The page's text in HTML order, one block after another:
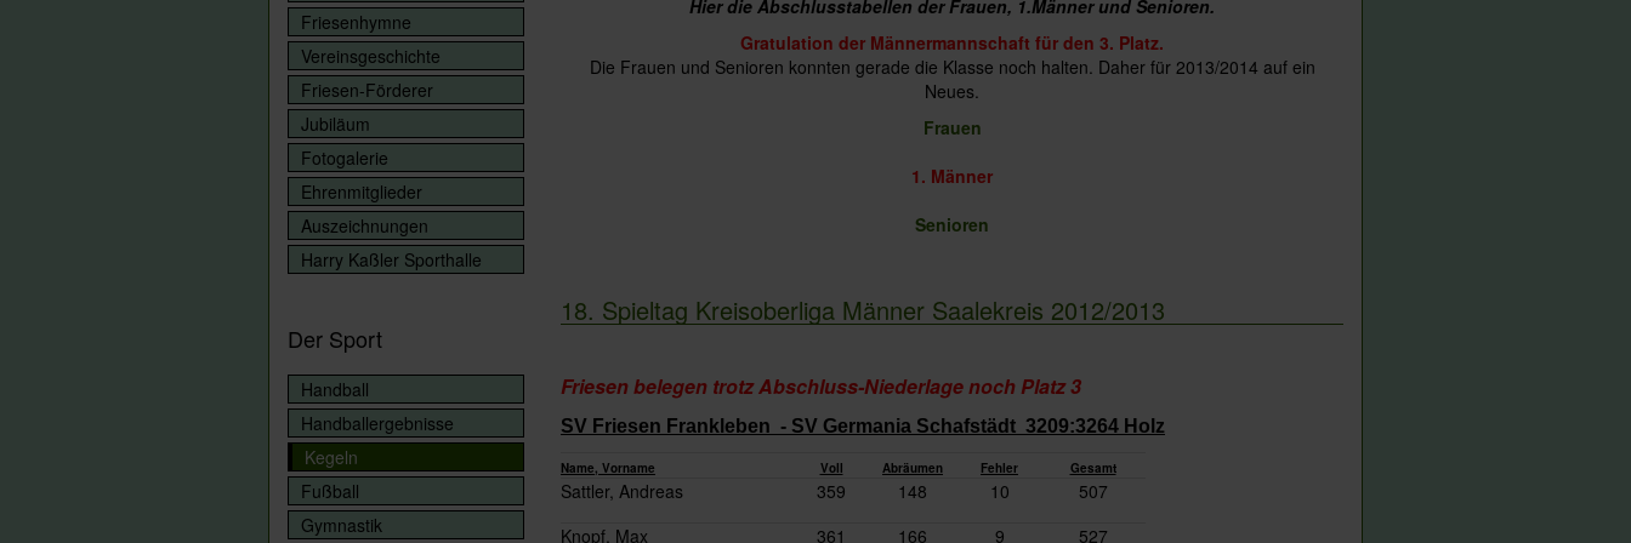
Hier die Abschlusstabellen der Frauen, 1.Männer und Senioren.
Gratulation der Männermannschaft für den 3. Platz.
Die Frauen und Senioren konnten gerade die Klasse noch halten. Daher für 2013/2014 auf ein
Neues.
Frauen
1. Männer
Senioren
18. Spieltag Kreisoberliga Männer Saalekreis 2012/2013
Friesen belegen trotz Abschluss-Niederlage noch Platz 3
SV Friesen Frankleben - SV Germania Schafstädt 3209:3264 Holz
Name, Vorname Voll Abräumen Fehler Gesamt
Sattler, Andreas 359 148 10
507
Knopf, Max
361 166 9
527
Friesenhymne
Vereinsgeschichte
Friesen-Förderer
Jubiläum
Fotogalerie
Ehrenmitglieder
Auszeichnungen
Harry Kaßler Sporthalle
Der Sport
Handball
Handballergebnisse
Kegeln
Fußball
Gymnastik